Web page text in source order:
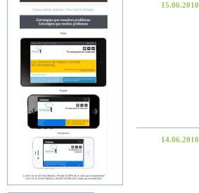
15.06.2010
14.06.2010